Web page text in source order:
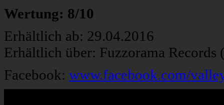
Wertung: 8/10
Erhältlich ab: 29.04.2016
Erhältlich über: Fuzzorama Records
Facebook: www.facebook.com/